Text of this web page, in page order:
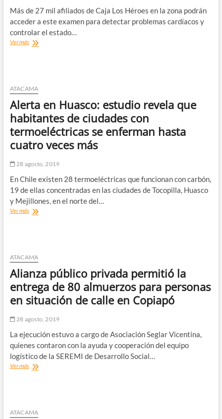
40
Horas
Más de 27 mil afiliados de Caja Los Héroes en la zona podrán
acceder a este examen para detectar problemas cardíacos y
controlar el estado…
Ver másHabitantes
Atacama
podrán
realizarse
electrocardiogramas
a
costo
$0
ATACAMA
Alerta en Huasco: estudio revela que
habitantes de ciudades con
termoeléctricas se enferman hasta
cuatro veces más
28 agosto, 2019
En Chile existen 28 termoeléctricas que funcionan con carbón,
19 de ellas concentradas en las ciudades de Tocopilla, Huasco
y Mejillones, en el norte del…
Ver másAlerta
que
habitantes
de
con
termoeléctricas
enferman
cuatro
veces
más
ATACAMA
Alianza público privada permitió la
entrega de 80 almuerzos para personas
en situación de calle en Copiapó
28 agosto, 2019
La ejecución estuvo a cargo de Asociación Seglar Vicentina,
quienes contaron con la ayuda y cooperación del equipo
logístico de la SEREMI de Desarrollo Social…
Ver másAlianza
entrega
ATACAMA